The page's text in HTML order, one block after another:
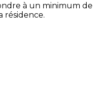
à un minimum de
résidence.